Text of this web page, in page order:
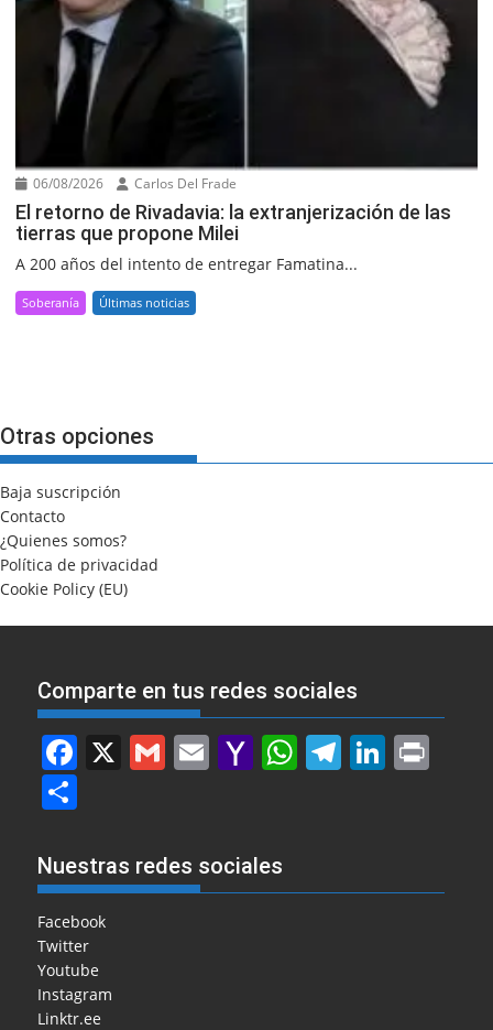
06/08/2026 Carlos Del Frade
El retorno de Rivadavia: la extranjerización de las
tierras que propone Milei
A 200 años del intento de entregar Famatina...
Soberanía Últimas noticias
Otras opciones
Baja suscripción
Contacto
¿Quienes somos?
Política de privacidad
Cookie Policy (EU)
Comparte en tus redes sociales
F
e
b
o
o
k
X G
l
E
l
Y
o
o
W
A
T
a
Li
dI
ar
e
Nuestras redes sociales
Facebook
Twitter
Youtube
Instagram
Linktr.ee